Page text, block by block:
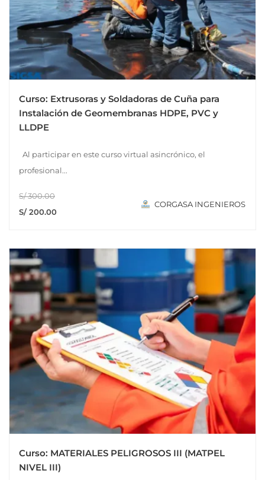
Curso: Extrusoras y Soldadoras de Cuña para
Instalación de Geomembranas HDPE, PVC y
LLDPE
Al participar en este curso virtual asincrónico, el
profesional...
S/ 300.00
S/ 200.00
CORGASA INGENIEROS
Curso: MATERIALES PELIGROSOS III (MATPEL
NIVEL III)